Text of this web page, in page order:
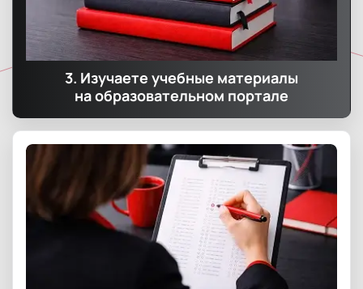
3. Изучаете учебные материалы
на образовательном портале